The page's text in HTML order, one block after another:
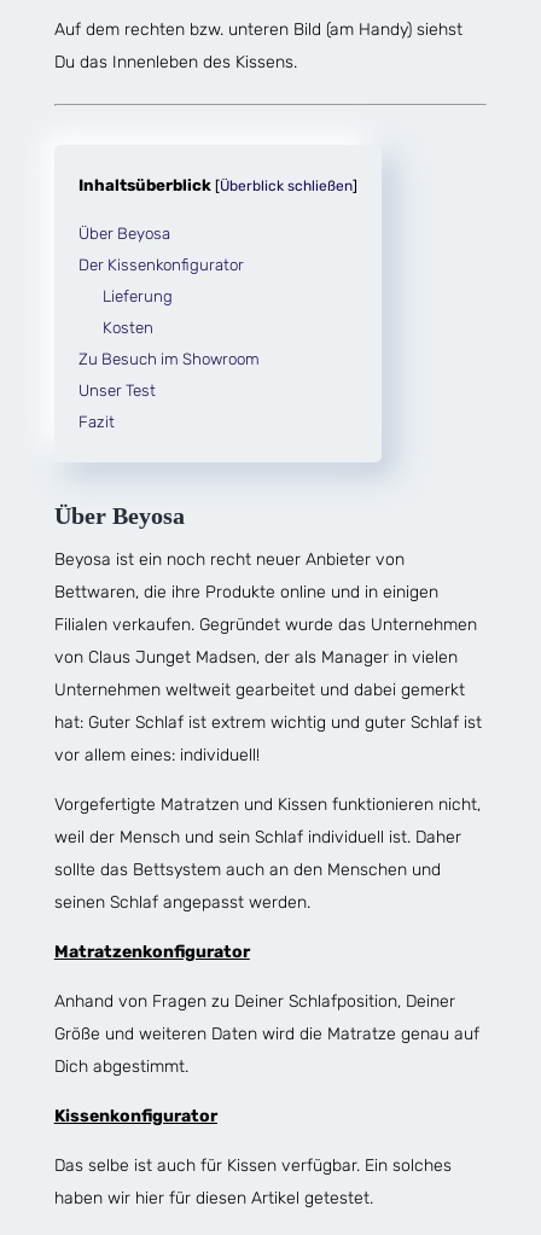
Auf dem rechten bzw. unteren Bild (am Handy) siehst
Du das Innenleben des Kissens.
Inhaltsüberblick [Überblick schließen]
Über Beyosa
Der Kissenkonfigurator
Lieferung
Kosten
Zu Besuch im Showroom
Unser Test
Fazit
Über Beyosa
Beyosa ist ein noch recht neuer Anbieter von
Bettwaren, die ihre Produkte online und in einigen
Filialen verkaufen. Gegründet wurde das Unternehmen
von Claus Junget Madsen, der als Manager in vielen
Unternehmen weltweit gearbeitet und dabei gemerkt
hat: Guter Schlaf ist extrem wichtig und guter Schlaf ist
vor allem eines: individuell!
Vorgefertigte Matratzen und Kissen funktionieren nicht,
weil der Mensch und sein Schlaf individuell ist. Daher
sollte das Bettsystem auch an den Menschen und
seinen Schlaf angepasst werden.
Matratzenkonfigurator
Anhand von Fragen zu Deiner Schlafposition, Deiner
Größe und weiteren Daten wird die Matratze genau auf
Dich abgestimmt.
Kissenkonfigurator
Das selbe ist auch für Kissen verfügbar. Ein solches
haben wir hier für diesen Artikel getestet.